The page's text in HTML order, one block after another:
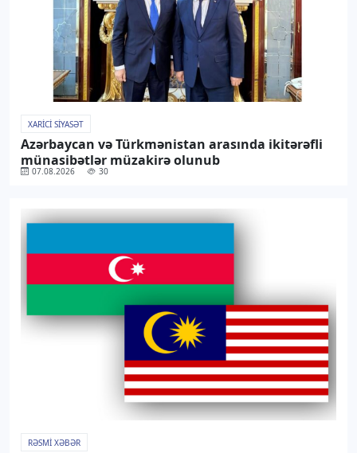
XARICI SIYASƏT
Azərbaycan və Türkmənistan arasında ikitərəfli
münasibətlər müzakirə olunub
07.08.2026 30
RƏSMI XƏBƏR